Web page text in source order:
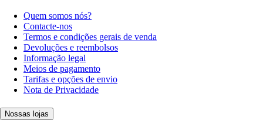
Quem somos nós?
Contacte-nos
Termos e condições gerais de venda
Devoluções e reembolsos
Informação legal
Meios de pagamento
Tarifas e opções de envio
Nota de Privacidade
Nossas lojas